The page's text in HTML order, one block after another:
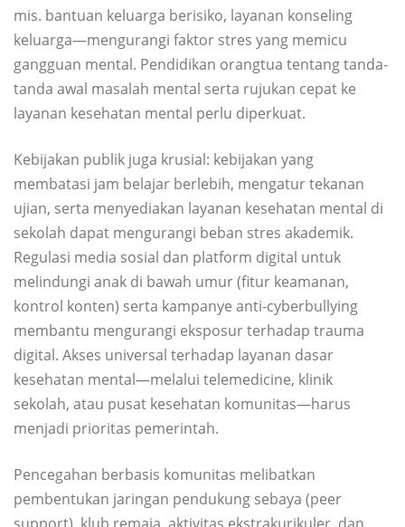
mis. bantuan keluarga berisiko, layanan konseling
keluarga—mengurangi faktor stres yang memicu
gangguan mental. Pendidikan orangtua tentang tanda-
tanda awal masalah mental serta rujukan cepat ke
layanan kesehatan mental perlu diperkuat.
Kebijakan publik juga krusial: kebijakan yang
membatasi jam belajar berlebih, mengatur tekanan
ujian, serta menyediakan layanan kesehatan mental di
sekolah dapat mengurangi beban stres akademik.
Regulasi media sosial dan platform digital untuk
melindungi anak di bawah umur (fitur keamanan,
kontrol konten) serta kampanye anti-cyberbullying
membantu mengurangi eksposur terhadap trauma
digital. Akses universal terhadap layanan dasar
kesehatan mental—melalui telemedicine, klinik
sekolah, atau pusat kesehatan komunitas—harus
menjadi prioritas pemerintah.
Pencegahan berbasis komunitas melibatkan
pembentukan jaringan pendukung sebaya (peer